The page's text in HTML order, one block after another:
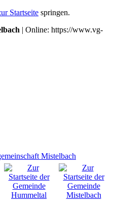
Startseite springen.
| Online: https://www.vg-